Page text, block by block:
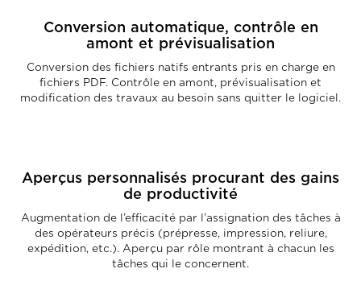
Conversion automatique, contrôle en
amont et prévisualisation
Conversion des fichiers natifs entrants pris en charge en
fichiers PDF. Contrôle en amont, prévisualisation et
modification des travaux au besoin sans quitter le logiciel.
Aperçus personnalisés procurant des gains
de productivité
Augmentation de l’efficacité par l’assignation des tâches à
des opérateurs précis (prépresse, impression, reliure,
expédition, etc.). Aperçu par rôle montrant à chacun les
tâches qui le concernent.